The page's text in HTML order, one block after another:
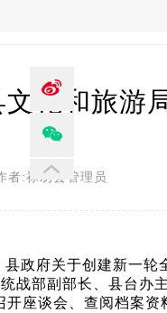
化和旅游
者:禄劝县管理员 发
县政府关于创建新一
战部副部长、县台办
开座谈会、查阅档案资